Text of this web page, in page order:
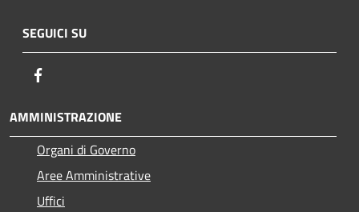
SEGUICI SU
AMMINISTRAZIONE
Organi di Governo
Aree Amministrative
Uffici